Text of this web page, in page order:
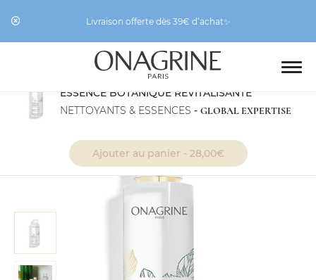
Livraison offerte dès 39€ d’achat✨
ESSENCE BOTANIQUE REVITALISANTE
NETTOYANTS & ESSENCES - GLOBAL EXPERTISE
Ajouter au panier - 28,00€